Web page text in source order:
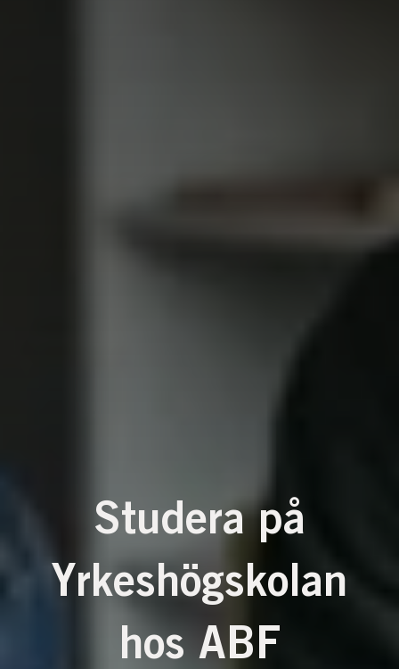
Studera på
Yrkeshögskolan
hos ABF